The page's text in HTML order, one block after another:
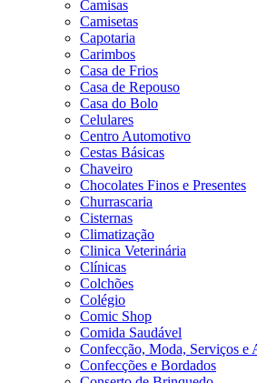
Camisas
Camisetas
Capotaria
Carimbos
Casa de Frios
Casa de Repouso
Casa do Bolo
Celulares
Centro Automotivo
Cestas Básicas
Chaveiro
Chocolates Finos e Presentes
Churrascaria
Cisternas
Climatização
Clinica Veterinária
Clínicas
Colchões
Colégio
Comic Shop
Comida Saudável
Confecção, Moda, Serviços e
Confecções e Bordados